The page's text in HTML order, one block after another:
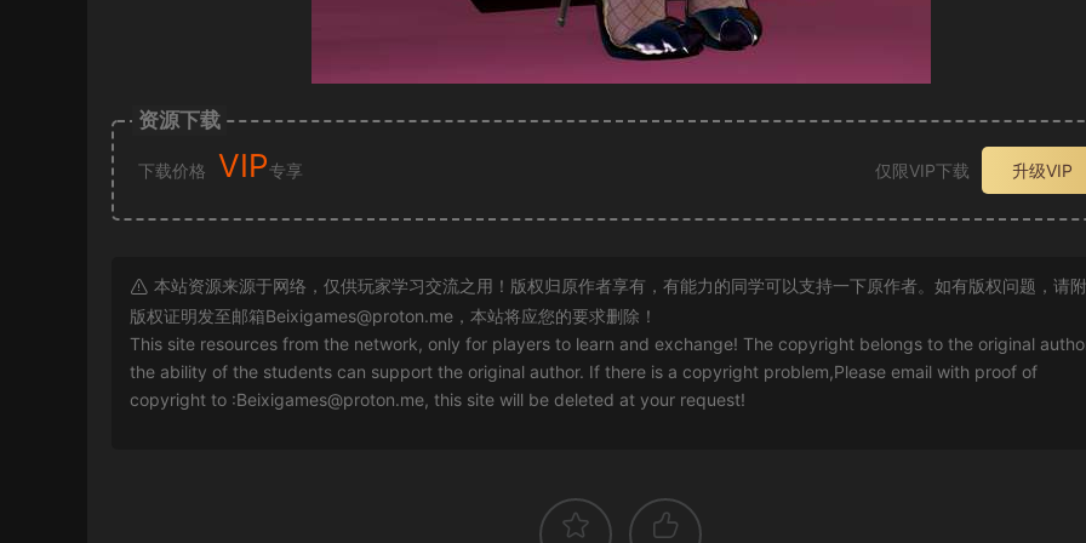
资源下载
下载价格 VIP专享 仅限VIP下载 升级VIP
本站资源来源于网络，仅供玩家学习交流之用！版权归原作者享有，有能力的同学可以支持一下原作者。如有版权问题，请
版权证明发至邮箱Beixigames@proton.me ，本站将应您的要求删除！
This site resources from the network, only for players to learn and exchange! The copyright belongs to the original
the ability of the students can support the original author. If there is a copyright problem,Please email with proof of
copyright to :Beixigames@proton.me, this site will be deleted at your request!